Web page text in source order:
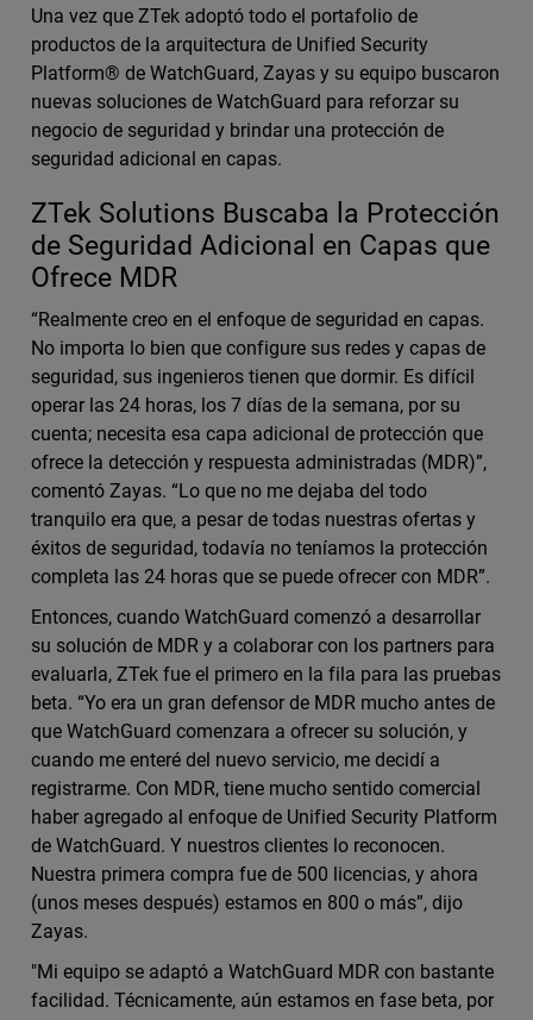
Una vez que ZTek adoptó todo el portafolio de
productos de la arquitectura de Unified Security
Platform® de WatchGuard, Zayas y su equipo buscaron
nuevas soluciones de WatchGuard para reforzar su
negocio de seguridad y brindar una protección de
seguridad adicional en capas.
ZTek Solutions Buscaba la Protección
de Seguridad Adicional en Capas que
Ofrece MDR
“Realmente creo en el enfoque de seguridad en capas.
No importa lo bien que configure sus redes y capas de
seguridad, sus ingenieros tienen que dormir. Es difícil
operar las 24 horas, los 7 días de la semana, por su
cuenta; necesita esa capa adicional de protección que
ofrece la detección y respuesta administradas (MDR)”,
comentó Zayas. “Lo que no me dejaba del todo
tranquilo era que, a pesar de todas nuestras ofertas y
éxitos de seguridad, todavía no teníamos la protección
completa las 24 horas que se puede ofrecer con MDR”.
Entonces, cuando WatchGuard comenzó a desarrollar
su solución de MDR y a colaborar con los partners para
evaluarla, ZTek fue el primero en la fila para las pruebas
beta. “Yo era un gran defensor de MDR mucho antes de
que WatchGuard comenzara a ofrecer su solución, y
cuando me enteré del nuevo servicio, me decidí a
registrarme. Con MDR, tiene mucho sentido comercial
haber agregado al enfoque de Unified Security Platform
de WatchGuard. Y nuestros clientes lo reconocen.
Nuestra primera compra fue de 500 licencias, y ahora
(unos meses después) estamos en 800 o más”, dijo
Zayas.
"Mi equipo se adaptó a WatchGuard MDR con bastante
facilidad. Técnicamente, aún estamos en fase beta, por